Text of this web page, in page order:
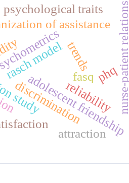
of assistance
study nurse-
adolescent friendship
fasq
rasch model phq
reliability
trends
discrimination
psychological traits
attraction